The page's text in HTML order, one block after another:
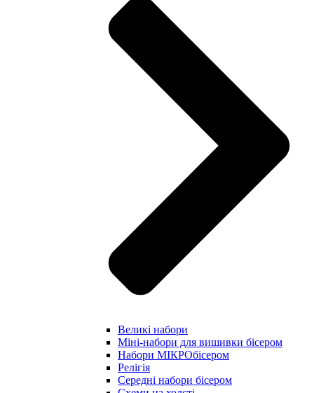
Великі набори
Міні-набори для вишивки бісером
Набори МІКРОбісером
Релігія
Середні набори бісером